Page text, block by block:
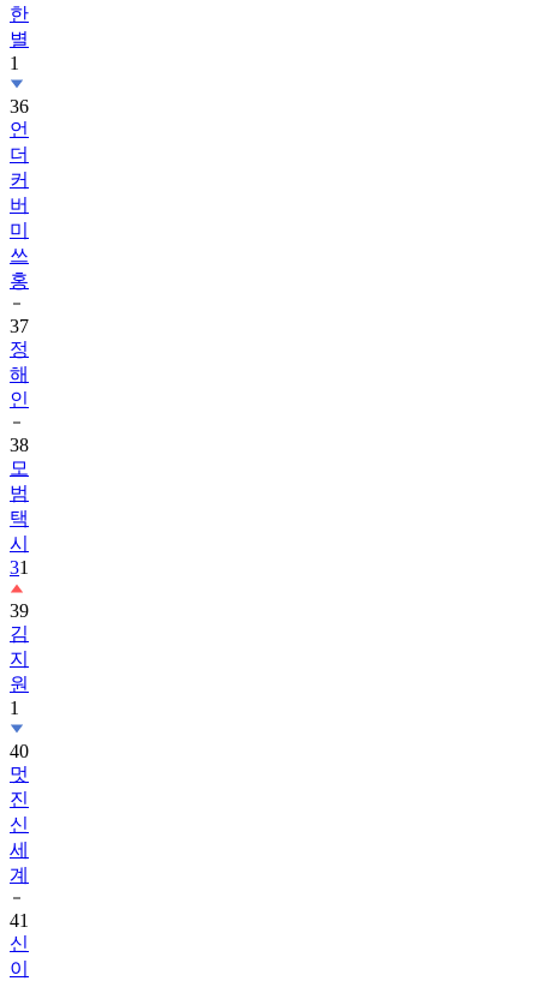
한
별
1
36
언
더
커
버
미
쓰
홍
37
정
해
인
38
모
범
택
시
31
39
김
지
원
1
40
멋
진
신
세
계
41
신
이